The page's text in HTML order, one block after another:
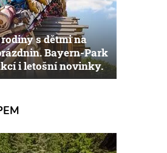
s dětmi na
Bayern-Park
i letošní novinky.